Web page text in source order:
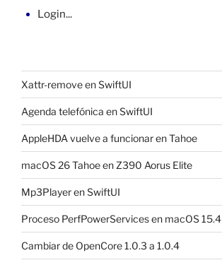
Login...
Xattr-remove en SwiftUI
Agenda telefónica en SwiftUI
AppleHDA vuelve a funcionar en Tahoe
macOS 26 Tahoe en Z390 Aorus Elite
Mp3Player en SwiftUI
Proceso PerfPowerServices en macOS 15.4
Cambiar de OpenCore 1.0.3 a 1.0.4